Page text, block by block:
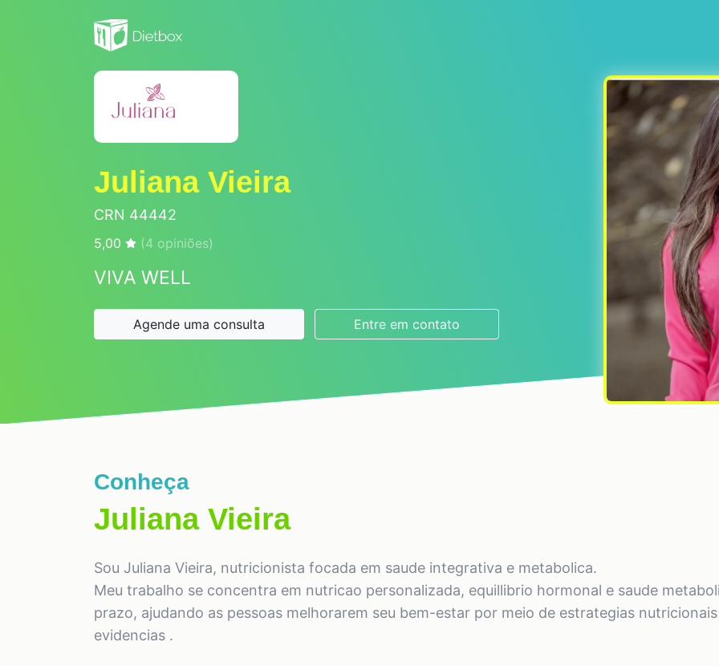
Juliana Vieira
CRN 44442
5,00 (4 opiniões)
VIVA WELL
Agende uma consulta Entre em contato
Conheça
Juliana Vieira
Sou Juliana Vieira, nutricionista focada em saude integrativa e metabolica.
Meu trabalho se concentra em nutricao personalizada, equillibrio hormonal e saude
prazo, ajudando as pessoas melhorarem seu bem-estar por meio de estrategias
evidencias .